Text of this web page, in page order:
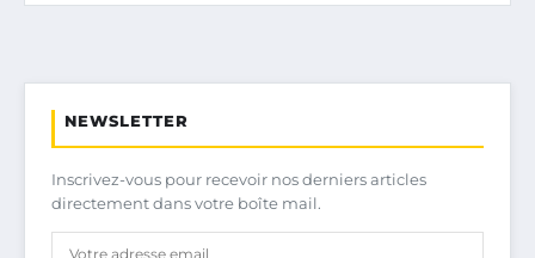
NEWSLETTER
Inscrivez-vous pour recevoir nos derniers articles
directement dans votre boîte mail.